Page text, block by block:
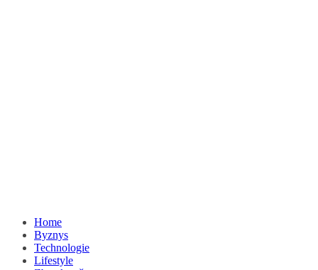
Home
Byznys
Technologie
Lifestyle